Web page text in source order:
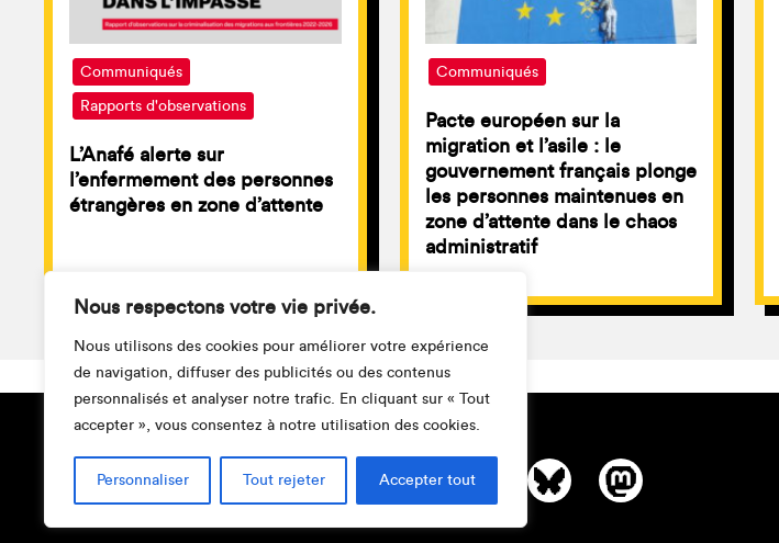
Nous respectons votre vie privée.
Nous utilisons des cookies pour améliorer votre expérience
de navigation, diffuser des publicités ou des contenus
personnalisés et analyser notre trafic. En cliquant sur « Tout
accepter », vous consentez à notre utilisation des cookies.
Personnaliser Tout rejeter Accepter tout
Communiqués
Rapports d'observations
L’Anafé alerte sur
l’enfermement des personnes
étrangères en zone d’attente
Communiqués
Pacte européen sur la
migration et l’asile : le
gouvernement français plonge
les personnes maintenues en
zone d’attente dans le chaos
administratif